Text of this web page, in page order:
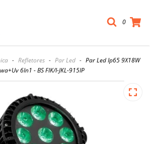
0
- Refletores - Par Led - Par Led Ip65 9X18W
6In1 - BS FIK/I-JKL-915IP